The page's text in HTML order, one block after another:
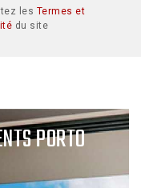
les Termes et
du site
PORTO